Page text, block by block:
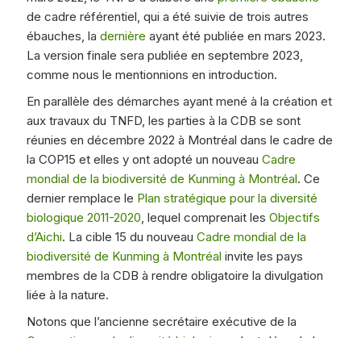
de cadre référentiel, qui a été suivie de trois autres
ébauches, la dernière ayant été publiée en mars 2023.
La version finale sera publiée en septembre 2023,
comme nous le mentionnions en introduction.
En parallèle des démarches ayant mené à la création et
aux travaux du TNFD, les parties à la CDB se sont
réunies en décembre 2022 à Montréal dans le cadre de
la COP15 et elles y ont adopté un nouveau Cadre
mondial de la biodiversité de Kunming à Montréal. Ce
dernier remplace le Plan stratégique pour la diversité
biologique 2011-2020, lequel comprenait les Objectifs
d’Aichi. La cible 15 du nouveau Cadre mondial de la
biodiversité de Kunming à Montréal invite les pays
membres de la CDB à rendre obligatoire la divulgation
liée à la nature.
Notons que l’ancienne secrétaire exécutive de la